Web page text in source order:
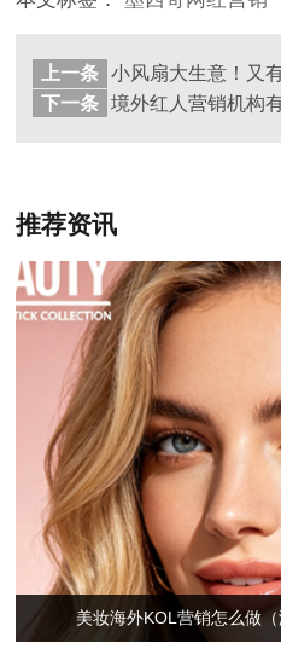
上一条
下一条
推荐资讯
美妆海外KOL营销怎么做